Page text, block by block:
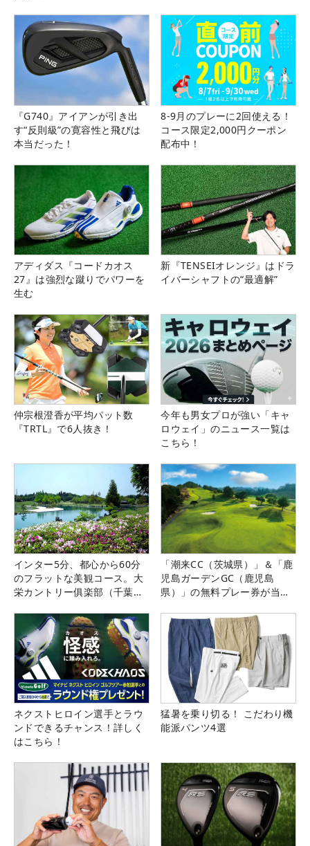
『G740』アイアンが引き出
す“反則級”の寛容性と飛びは
本当だった！
8-9月のプレーに2回使える！
コース限定2,000円クーポン
配布中！
アディダス『コードカオス
27』は強烈な蹴りでパワーを
生む
新『TENSEIオレンジ』はドラ
イバーシャフトの“最適解”
仲宗根澄香が平均パット数
『TRTL』で6人抜き！
今年も男女プロが強い「キャ
ロウェイ」のニュース一覧は
こちら！
インター5分、都心から60分
のフラットな美観コース。大
栄カントリー俱楽部（千葉
「潮来CC（茨城県）」＆「鹿
児島ガーデンGC（鹿児島
県）」の無料プレー券が当た
ネクストヒロイン選手とラウ
ンドできるチャンス！詳しく
はこちら！
猛暑を乗り切る！ こだわり機
能派パンツ4選